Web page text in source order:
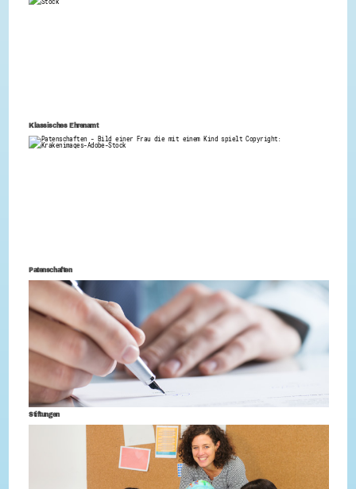
Klassisches Ehrenamt
Patenschaften
Stiftungen